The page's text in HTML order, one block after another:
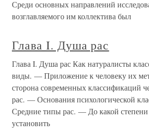
Среди основных направлений
возглавляемого им коллектива был
Глава I. Душа рас
Глава I. Душа рас Как натуралисты
виды. — Приложение к человеку их
сторона современных классификаций
рас. — Основания психологической
Средние типы рас. — До какой степени
установить